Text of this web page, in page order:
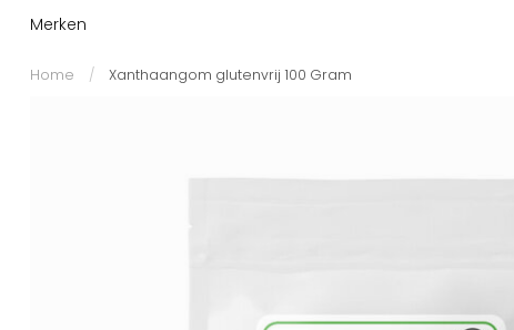
Merken
Home / Xanthaangom glutenvrij 100 Gram